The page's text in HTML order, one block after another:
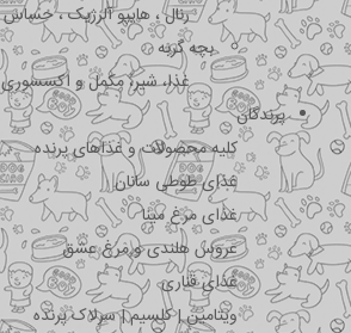
رنال ، هایپو آلرژیک ، حساس
بچه گربه
غذا، شیر، مکمل و اکسسوری
پرندگان
کلیه محصولات و غذاهای پرنده
غذای طوطی سانان
غذای مرغ مینا
عروس هلندی و مرغ عشق
غذای قناری
ویتامین | کلسیم | سرلاک پرنده